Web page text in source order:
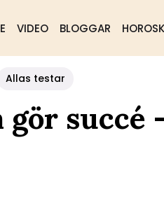
VIDEO BLOGGAR
Allas testar
succé